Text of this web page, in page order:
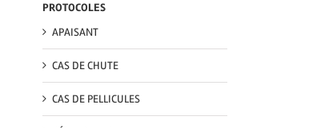
PROTOCOLES
APAISANT
CAS DE CHUTE
CAS DE PELLICULES